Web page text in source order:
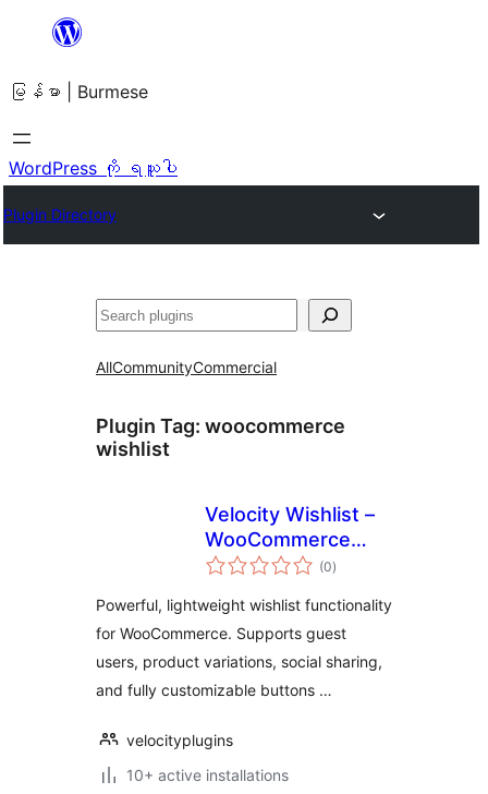
အကြောင်းအရာ
ကျော်သွား
ရန်
မြန်မာ | Burmese
WordPress ကို ရယူပါ
Plugin Directory
ရှာ
AllCommunityCommercial
Plugin Tag: woocommerce
wishlist
Velocity Wishlist –
WooCommerce
Wishlist Plugin
(0total
ratings
)
Powerful, lightweight wishlist functionality
for WooCommerce. Supports guest
users, product variations, social sharing,
and fully customizable buttons …
velocityplugins
10+ active installations